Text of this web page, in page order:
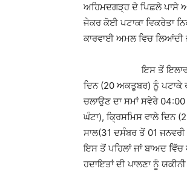
ਅਹਿਮਦਗੜ੍ਹ ਦੇ ਪਿਛਲੇ ਪਾਸੇ
ਜੇਕਰ ਕੋਈ ਪਟਾਕਾ ਵਿਕਰੇਤਾ
ਕਾਰਵਾਈ ਅਮਲ ਵਿਚ ਲਿਆਂਦੀ
ਇਸ ਤੋਂ ਇਲਾਵਾ ਉਹਨਾਂ
ਦਿਨ (20 ਅਕਤੂਬਰ) ਨੂੰ ਪਟਾਕੇ
ਚਲਾਉਣ ਦਾ ਸਮਾਂ ਸਵੇਰੇ
ਘੰਟਾ), ਕ੍ਰਿਸਮਿਸ ਵਾਲੇ ਦਿਨ
ਸਾਲ(31 ਦਸੰਬਰ ਤੋਂ 01
ਇਸ ਤੋਂ ਪਹਿਲਾਂ ਜਾਂ ਬਾਅਦ
ਹਦਾਇਤਾਂ ਦੀ ਪਾਲਣਾ ਨੂੰ